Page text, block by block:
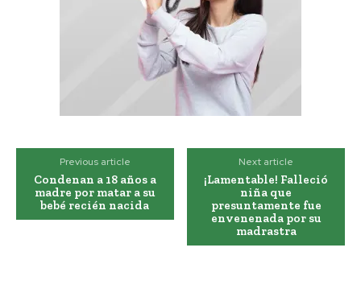
Previous article
Condenan a 18 años a
madre por matar a su
bebé recién nacida
Next article
¡Lamentable! Falleció
niña que
presuntamente fue
envenenada por su
madrastra